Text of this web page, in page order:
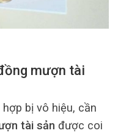
mượn tài
bị vô hiệu, cần
tài sản được coi